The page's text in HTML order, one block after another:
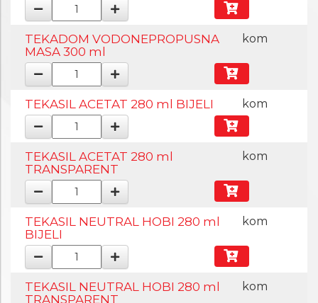
TEKADOM VODONEPROPUSNA
MASA 300 ml
kom
TEKASIL ACETAT 280 ml BIJELI kom
TEKASIL ACETAT 280 ml
TRANSPARENT
kom
TEKASIL NEUTRAL HOBI 280 ml
BIJELI
kom
TEKASIL NEUTRAL HOBI 280 ml
TRANSPARENT
kom